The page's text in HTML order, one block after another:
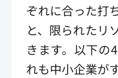
ぞれに合った打
と、限られたリ
きます。以下の
れも中小企業が